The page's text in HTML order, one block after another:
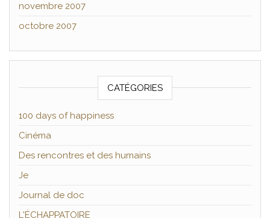
novembre 2007
octobre 2007
CATÉGORIES
100 days of happiness
Cinéma
Des rencontres et des humains
Je
Journal de doc
L'ÉCHAPPATOIRE